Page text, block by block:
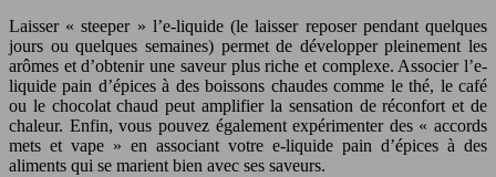
Laisser « steeper » l’e-liquide (le laisser reposer pendant quelques
jours ou quelques semaines) permet de développer pleinement les
arômes et d’obtenir une saveur plus riche et complexe. Associer l’e-
liquide pain d’épices à des boissons chaudes comme le thé, le café
ou le chocolat chaud peut amplifier la sensation de réconfort et de
chaleur. Enfin, vous pouvez également expérimenter des « accords
mets et vape » en associant votre e-liquide pain d’épices à des
aliments qui se marient bien avec ses saveurs.